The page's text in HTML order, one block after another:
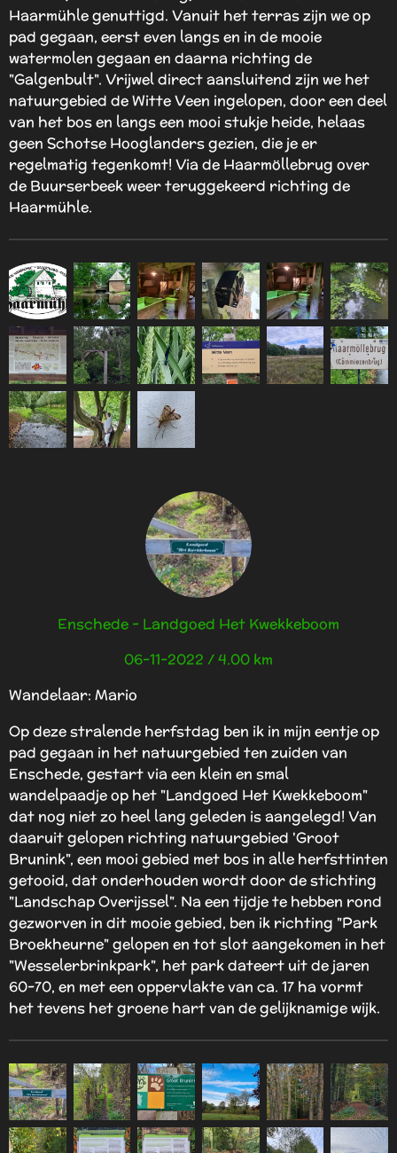
Haarmühle genuttigd. Vanuit het terras zijn we op
pad gegaan, eerst even langs en in de mooie
watermolen gegaan en daarna richting de
"Galgenbult". Vrijwel direct aansluitend zijn we het
natuurgebied de Witte Veen ingelopen, door een deel
van het bos en langs een mooi stukje heide, helaas
geen Schotse Hooglanders gezien, die je er
regelmatig tegenkomt! Via de Haarmöllebrug over
de Buurserbeek weer teruggekeerd richting de
Haarmühle.
Enschede - Landgoed Het Kwekkeboom
06-11-2022 / 4.00 km
Wandelaar: Mario
Op deze stralende herfstdag ben ik in mijn eentje op
pad gegaan in het natuurgebied ten zuiden van
Enschede, gestart via een klein en smal
wandelpaadje op het "Landgoed Het Kwekkeboom"
dat nog niet zo heel lang geleden is aangelegd! Van
daaruit gelopen richting natuurgebied 'Groot
Brunink", een mooi gebied met bos in alle herfsttinten
getooid, dat onderhouden wordt door de stichting
"Landschap Overijssel". Na een tijdje te hebben rond
gezworven in dit mooie gebied, ben ik richting "Park
Broekheurne" gelopen en tot slot aangekomen in het
"Wesselerbrinkpark", het park dateert uit de jaren
60-70, en met een oppervlakte van ca. 17 ha vormt
het tevens het groene hart van de gelijknamige wijk.